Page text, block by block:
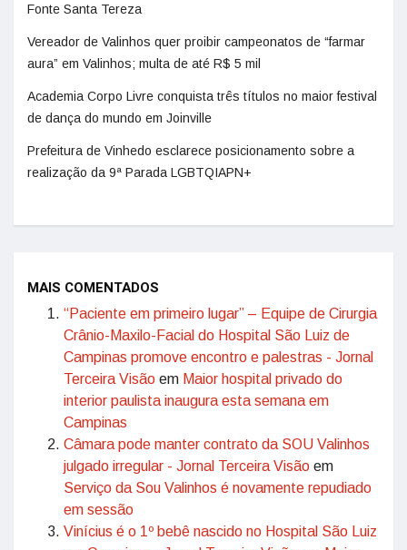
Fonte Santa Tereza
Vereador de Valinhos quer proibir campeonatos de “farmar
aura” em Valinhos; multa de até R$ 5 mil
Academia Corpo Livre conquista três títulos no maior festival
de dança do mundo em Joinville
Prefeitura de Vinhedo esclarece posicionamento sobre a
realização da 9ª Parada LGBTQIAPN+
MAIS COMENTADOS
“Paciente em primeiro lugar” – Equipe de Cirurgia
Crânio-Maxilo-Facial do Hospital São Luiz de
Campinas promove encontro e palestras - Jornal
Terceira Visão em Maior hospital privado do
interior paulista inaugura esta semana em
Campinas
Câmara pode manter contrato da SOU Valinhos
julgado irregular - Jornal Terceira Visão em
Serviço da Sou Valinhos é novamente repudiado
em sessão
Vinícius é o 1º bebê nascido no Hospital São Luiz